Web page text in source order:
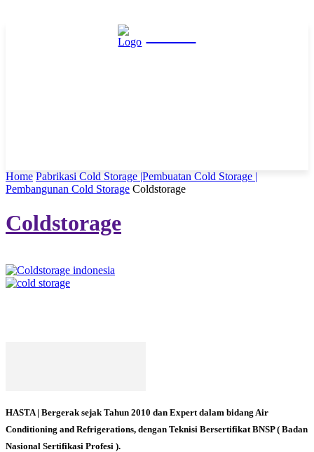
Home Pabrikasi Cold Storage |Pembuatan Cold Storage |
Pembangunan Cold Storage Coldstorage
Coldstorage
HASTA | Bergerak sejak Tahun 2010 dan Expert dalam bidang Air
Conditioning and Refrigerations, dengan Teknisi Bersertifikat BNSP ( Badan
Nasional Sertifikasi Profesi ).